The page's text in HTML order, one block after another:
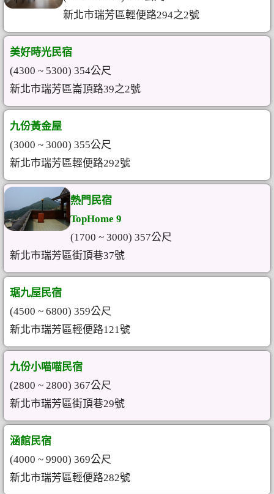
新北市瑞芳區輕便路294之2號
美好時光民宿
(4300 ~ 5300) 354公尺
新北市瑞芳區崙頂路39之2號
九份黃金屋
(3000 ~ 3000) 355公尺
新北市瑞芳區輕便路292號
熱門民宿
TopHome 9
(1700 ~ 3000) 357公尺
新北市瑞芳區街頂巷37號
琚九屋民宿
(4500 ~ 6800) 359公尺
新北市瑞芳區輕便路121號
九份小喵喵民宿
(2800 ~ 2800) 367公尺
新北市瑞芳區街頂巷29號
涵館民宿
(4000 ~ 9900) 369公尺
新北市瑞芳區輕便路282號